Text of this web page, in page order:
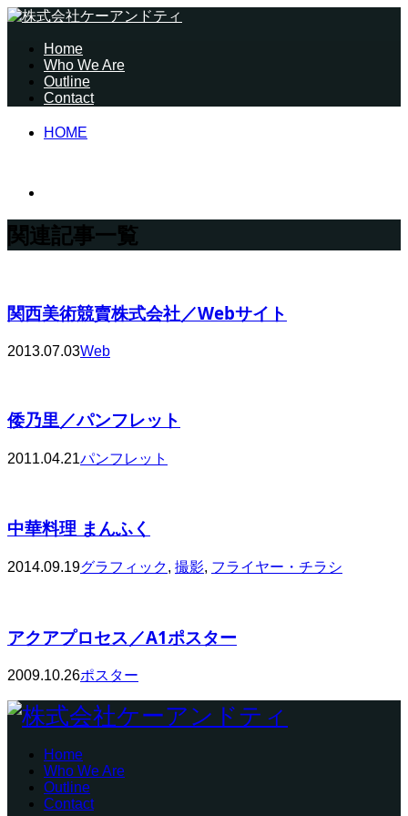
Home
Who We Are
Outline
Contact
HOME
関連記事一覧
関西美術競賣株式会社／Webサイト
2013.07.03Web
倭乃里／パンフレット
2011.04.21パンフレット
中華料理 まんふく
2014.09.19グラフィック, 撮影, フライヤー・チラシ
アクアプロセス／A1ポスター
2009.10.26ポスター
Home
Who We Are
Outline
Contact